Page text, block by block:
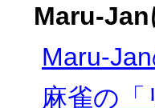
Maru-Jan
Maru-
麻雀の